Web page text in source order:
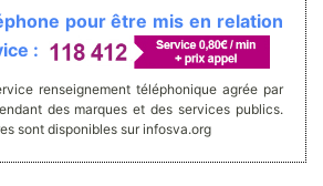
pour être mis en relation
:
renseignement téléphonique agrée par
des marques et des services publics.
sont disponibles sur infosva.org